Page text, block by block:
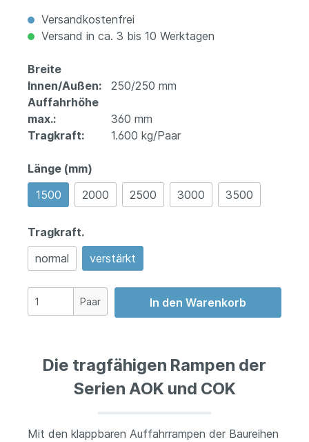
Versandkostenfrei
Versand in ca. 3 bis 10 Werktagen
Breite
Innen/Außen:
250/250 mm
Auffahrhöhe
max.:
360 mm
Tragkraft:
1.600 kg/Paar
Länge (mm)
1500
2000 2500 3000 3500
Tragkraft.
normal
verstärkt
Paar In den Warenkorb
Die tragfähigen Rampen der
Serien AOK und COK
Mit den klappbaren Auffahrrampen der Baureihen